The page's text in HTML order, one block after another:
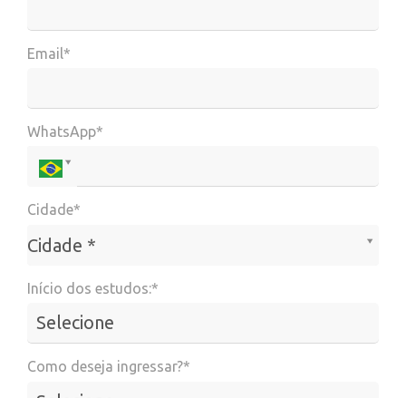
Email*
WhatsApp*
Cidade*
Cidade *
Cidade*
Início dos estudos:*
Como deseja ingressar?*